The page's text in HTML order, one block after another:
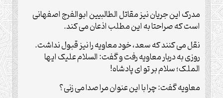
مدرک این جریان نیز مقاتل الطالبیین ابوالفرج اصفهانی
است که صراحتا به این مطلب اذعان می کند.
نقل می کنند که سعد، خود معاویه را نیز قبول نداشت.
روزی به دربار معاویه رفت و گفت: السلام علیک ایها
الملک؛ سلام بر تو ای پادشاه!
معاویه گفت: چرا با این عنوان مرا صدا می زنی؟